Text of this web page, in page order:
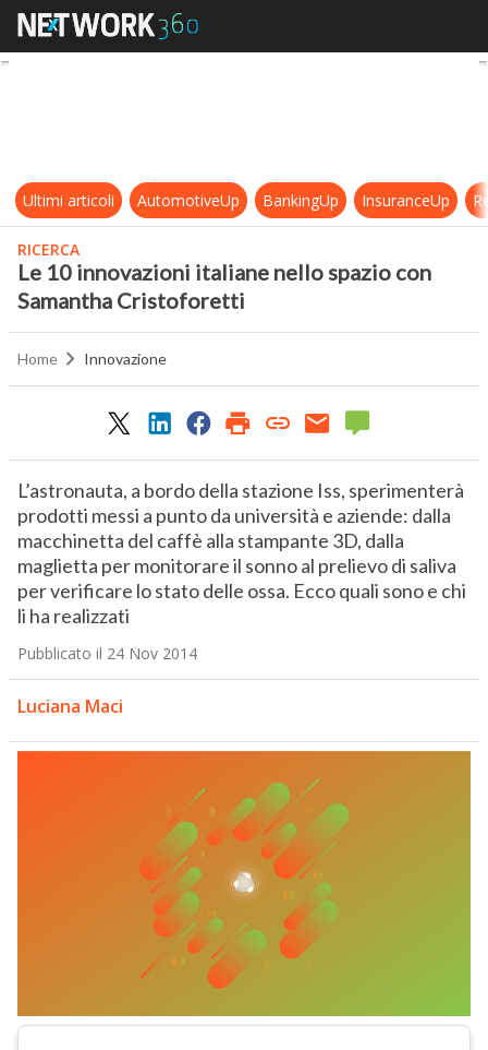
Le 10 innovazioni italiane nello
Ultimi articoli AutomotiveUp BankingUp InsuranceUp
RICERCA
Le 10 innovazioni italiane nello spazio con
Samantha Cristoforetti
Home Innovazione
L’astronauta, a bordo della stazione Iss, sperimenterà
prodotti messi a punto da università e aziende: dalla
macchinetta del caffè alla stampante 3D, dalla
maglietta per monitorare il sonno al prelievo di saliva
per verificare lo stato delle ossa. Ecco quali sono e chi
li ha realizzati
Pubblicato il 24 Nov 2014
Luciana Maci